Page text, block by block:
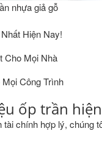
nhựa giả gỗ
Hiện Nay!
Cho Mọi Nhà
Công Trình
ốp trần
chính hợp lý, chúng